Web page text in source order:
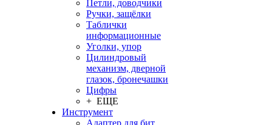
Петли, доводчики
Ручки, защёлки
Таблички
информационные
Уголки, упор
Цилиндровый
механизм, дверной
глазок, бронечашки
Цифры
+ ЕЩЕ
Инструмент
Адаптер для бит